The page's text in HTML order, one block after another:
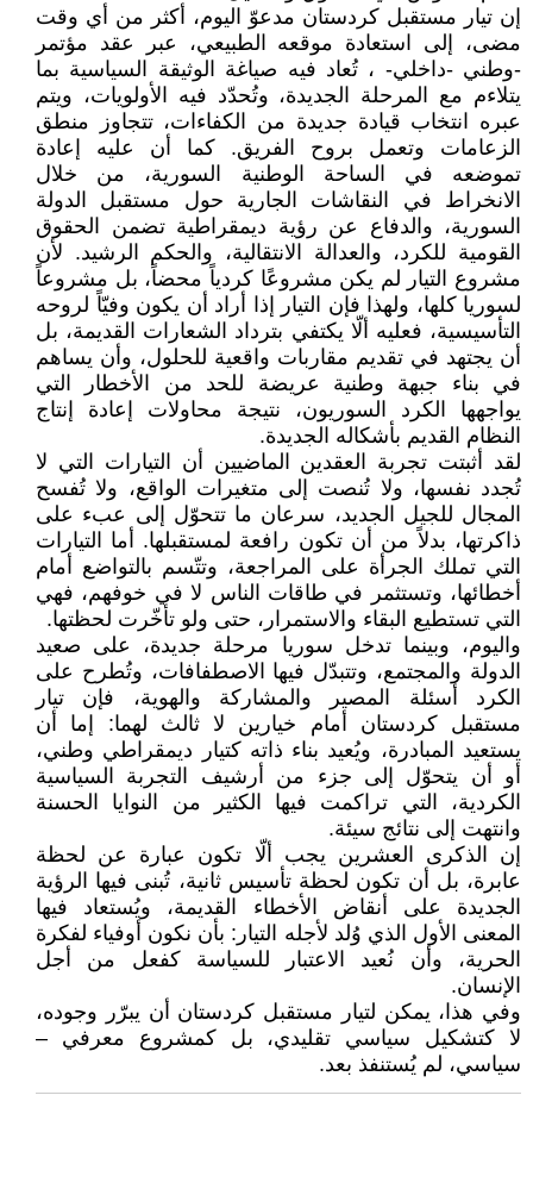
إن تيار مستقبل كردستان مدعوّ اليوم، أكثر من أي وقت
مضى، إلى استعادة موقعه الطبيعي، عبر عقد مؤتمر
-وطني -داخلي- ، تُعاد فيه صياغة الوثيقة السياسية بما
يتلاءم مع المرحلة الجديدة، وتُحدّد فيه الأولويات، ويتم
عبره انتخاب قيادة جديدة من الكفاءات، تتجاوز منطق
الزعامات وتعمل بروح الفريق. كما أن عليه إعادة
تموضعه في الساحة الوطنية السورية، من خلال
الانخراط في النقاشات الجارية حول مستقبل الدولة
السورية، والدفاع عن رؤية ديمقراطية تضمن الحقوق
القومية للكرد، والعدالة الانتقالية، والحكم الرشيد. لأن
مشروع التيار لم يكن مشروعًا كردياً محضاً، بل مشروعاً
لسوريا كلها، ولهذا فإن التيار إذا أراد أن يكون وفيّاً لروحه
التأسيسية، فعليه ألّا يكتفي بترداد الشعارات القديمة، بل
أن يجتهد في تقديم مقاربات واقعية للحلول، وأن يساهم
في بناء جبهة وطنية عريضة للحد من الأخطار التي
يواجهها الكرد السوريون، نتيجة محاولات إعادة إنتاج
النظام القديم بأشكاله الجديدة.
لقد أثبتت تجربة العقدين الماضيين أن التيارات التي لا
تُجدد نفسها، ولا تُنصت إلى متغيرات الواقع، ولا تُفسح
المجال للجيل الجديد، سرعان ما تتحوّل إلى عبء على
ذاكرتها، بدلاً من أن تكون رافعة لمستقبلها. أما التيارات
التي تملك الجرأة على المراجعة، وتتّسم بالتواضع أمام
أخطائها، وتستثمر في طاقات الناس لا في خوفهم، فهي
التي تستطيع البقاء والاستمرار، حتى ولو تأخّرت لحظتها.
واليوم، وبينما تدخل سوريا مرحلة جديدة، على صعيد
الدولة والمجتمع، وتتبدّل فيها الاصطفافات، وتُطرح على
الكرد أسئلة المصير والمشاركة والهوية، فإن تيار
مستقبل كردستان أمام خيارين لا ثالث لهما: إما أن
يستعيد المبادرة، ويُعيد بناء ذاته كتيار ديمقراطي وطني،
أو أن يتحوّل إلى جزء من أرشيف التجربة السياسية
الكردية، التي تراكمت فيها الكثير من النوايا الحسنة
وانتهت إلى نتائج سيئة.
إن الذكرى العشرين يجب ألّا تكون عبارة عن لحظة
عابرة، بل أن تكون لحظة تأسيس ثانية، تُبنى فيها الرؤية
الجديدة على أنقاض الأخطاء القديمة، ويُستعاد فيها
المعنى الأول الذي وُلد لأجله التيار: بأن نكون أوفياء لفكرة
الحرية، وأن نُعيد الاعتبار للسياسة كفعل من أجل
الإنسان.
وفي هذا، يمكن لتيار مستقبل كردستان أن يبرّر وجوده،
لا كتشكيل سياسي تقليدي، بل كمشروع معرفي –
سياسي، لم يُستنفذ بعد.